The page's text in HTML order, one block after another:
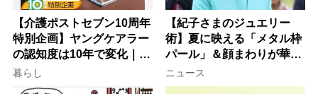
【介護ポストセブン10周年
特別企画】ヤングケアラー
の認知度は10年で変化｜流
行語大賞にノミネート、法
律にも明記されたが果たし
暮らし
【紀子さまのジュエリー
術】夏に映える「メタル枠
パール」＆顔まわりが華や
ぐ「揺れる一粒」の使い分
け方
ニュース